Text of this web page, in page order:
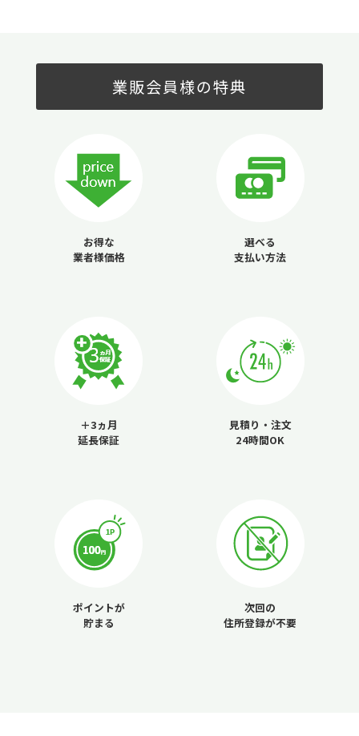
業販会員様の特典
お得な
業者様価格
選べる
支払い方法
＋3ヵ月
延長保証
見積り・注文
24時間OK
ポイントが
貯まる
次回の
住所登録が不要